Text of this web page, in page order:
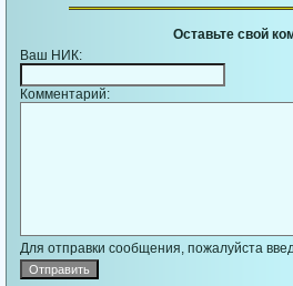
Оставьте свой
Ваш НИК:
Комментарий:
Для отправки сообщения, пожалуйста